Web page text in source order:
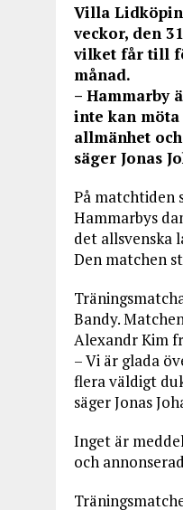
Villa
veckor, den
vilket får till
månad.
– Hammarby
inte kan
allmänhet
säger Jonas
På matchtiden
Hammarbys
det allsvenska
Den matchen
Bandy.
Alexandr Kim
– Vi är glada
flera väldigt
säger Jonas
Inget är
och